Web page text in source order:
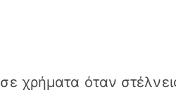
χρήματα όταν